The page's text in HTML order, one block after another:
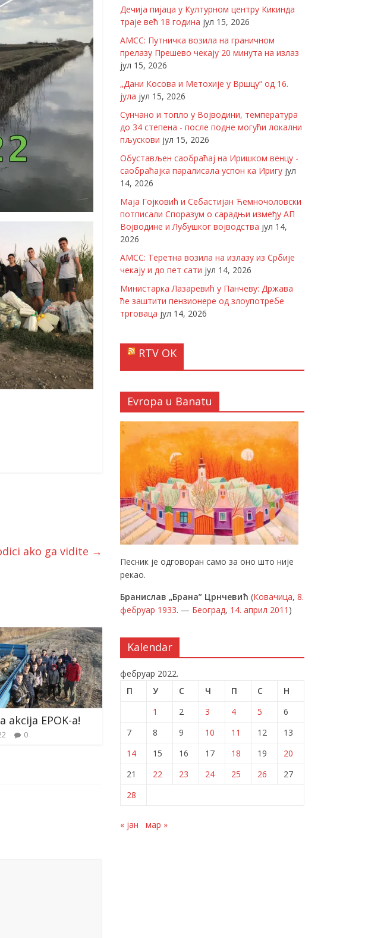
ako ga vidite →
akcija EPOK-a!
0
Дечија пијаца у Културном центру Кикинда
траје већ 18 година јул 15, 2026
АМСС: Путничка возила на граничном
прелазу Прешево чекају 20 минута на излаз
јул 15, 2026
„Дани Косова и Метохије у Вршцу“ од 16.
јула јул 15, 2026
Сунчано и топло у Војводини, температура
до 34 степена - после подне могући локални
пљускови јул 15, 2026
Обустављен саобраћај на Иришком венцу -
саобраћајка паралисала успон ка Иригу јул
14, 2026
Маја Гојковић и Себастијан Ћемночоловски
потписали Споразум о сарадњи између АП
Војводине и Лубушког војводства јул 14,
2026
АМСС: Теретна возила на излазу из Србије
чекају и до пет сати јул 14, 2026
Министарка Лазаревић у Панчеву: Држава
ће заштити пензионере од злоупотребе
трговаца јул 14, 2026
RTV OK
Evropa u Banatu
Песник је одговоран само за оно што није
рекао.
Бранислав „Брана” Црнчевић (Ковачица, 8.
фебруар 1933. — Београд, 14. април 2011 )
Kalendar
фебруар 2022.
П
У С Ч П С
Н
1
2 3 4 5
6
7
8 9 10 11 12
13
14
15 16 17 18 19
20
21
22 23 24 25 26
27
28
« јан мар »